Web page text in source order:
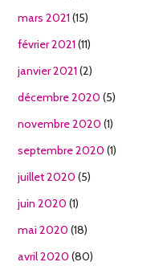
mars 2021 (15)
février 2021 (11)
janvier 2021 (2)
décembre 2020 (5)
novembre 2020 (1)
septembre 2020 (1)
juillet 2020 (5)
juin 2020 (1)
mai 2020 (18)
avril 2020 (80)